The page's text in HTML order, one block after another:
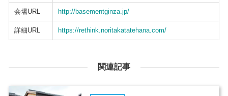
会場URL http://basementginza.jp/
詳細URL https://rethink.noritakatatehana.com/
関連記事